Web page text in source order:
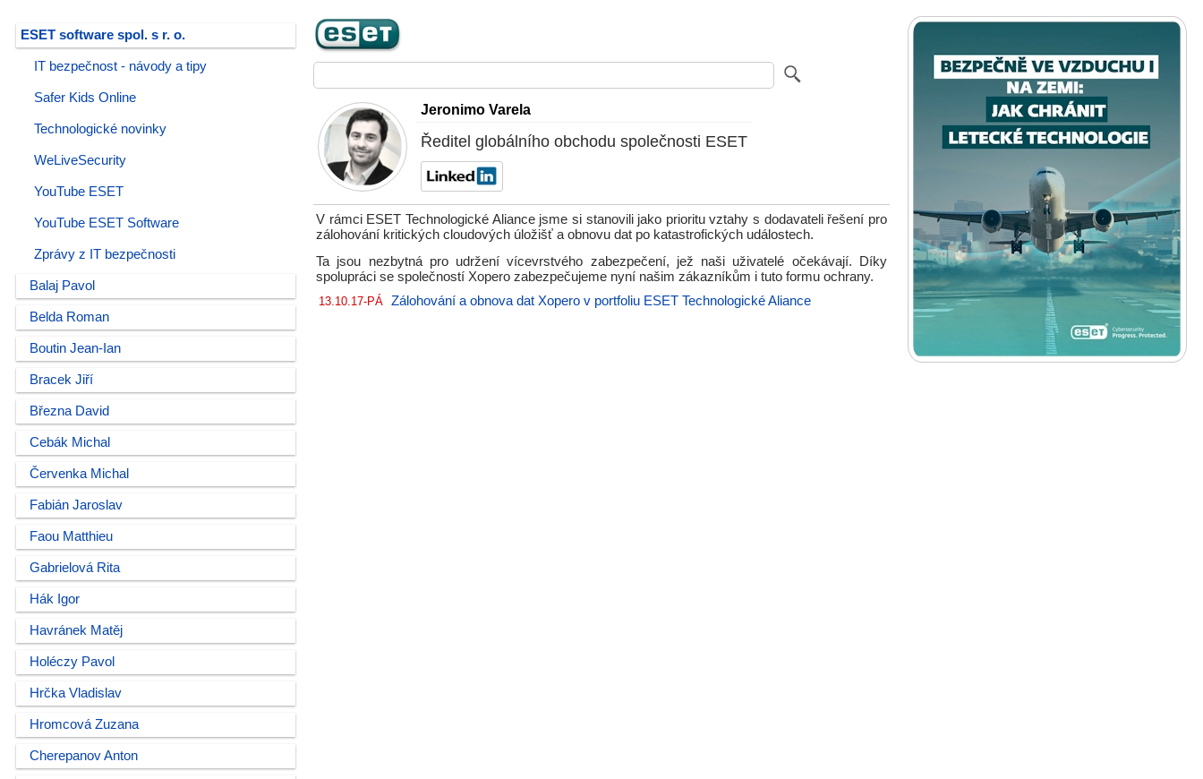
ESET software spol. s r. o.
IT bezpečnost - návody a tipy
Safer Kids Online
Technologické novinky
WeLiveSecurity
YouTube ESET
YouTube ESET Software
Zprávy z IT bezpečnosti
Balaj Pavol
Belda Roman
Boutin Jean-Ian
Bracek Jiří
Března David
Cebák Michal
Červenka Michal
Fabián Jaroslav
Faou Matthieu
Gabrielová Rita
Hák Igor
Havránek Matěj
Holéczy Pavol
Hrčka Vladislav
Hromcová Zuzana
Cherepanov Anton
Jeronimo Varela
Ředitel globálního obchodu společnosti ESET
V rámci ESET Technologické Aliance jsme si stanovili jako prioritu vztahy s dodavateli řešení pro
zálohování kritických cloudových úložišť a obnovu dat po katastrofických událostech.
Ta jsou nezbytná pro udržení vícevrstvého zabezpečení, jež naši uživatelé očekávají. Díky
spolupráci se společností Xopero zabezpečujeme nyní našim zákazníkům i tuto formu ochrany.
13.10.17-PÁ Zálohování a obnova dat Xopero v portfoliu ESET Technologické Aliance